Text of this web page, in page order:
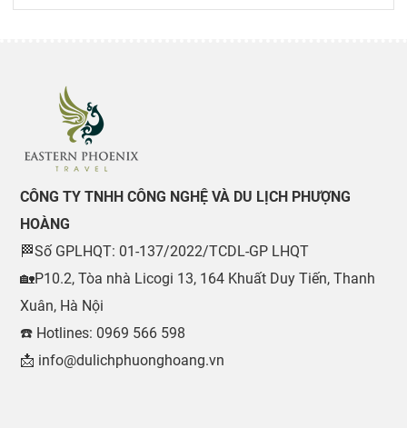
CÔNG TY TNHH CÔNG NGHỆ VÀ DU LỊCH PHƯỢNG
HOÀNG
🏁Số GPLHQT: 01-137/2022/TCDL-GP LHQT
🏡P10.2, Tòa nhà Licogi 13, 164 Khuất Duy Tiến, Thanh
Xuân, Hà Nội
☎️ Hotlines: 0969 566 598
📩 info@dulichphuonghoang.vn